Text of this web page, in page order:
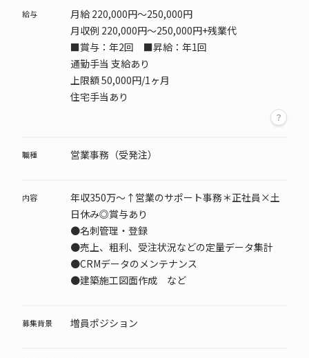
給与
月給 220,000円～250,000円
月収例 220,000円～250,000円+残業代
■賞与：年2回 ■昇給：年1回
通勤手当 支給あり
上限額 50,000円/1ヶ月
住宅手当あり
職種 営業事務（受発注）
内容
年収350万～↑営業のサポート事務＊正社員×土
日休み◎賞与あり
●名刺管理・登録
●売上、粗利、受注状況などの定量データ集計
●CRMデータのメンテナンス
●建築施工図面作成 など
募集背景 増員ポジション